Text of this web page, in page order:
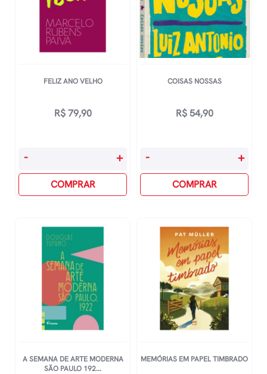
FELIZ ANO VELHO
R$79,90
Feliz
quantidade
- +
COMPRAR
COISAS NOSSAS
R$54,90
Coisas
quantidade
- +
COMPRAR
A SEMANA DE ARTE MODERNA
SÃO PAULO 192...
MEMÓRIAS EM PAPEL TIMBRADO